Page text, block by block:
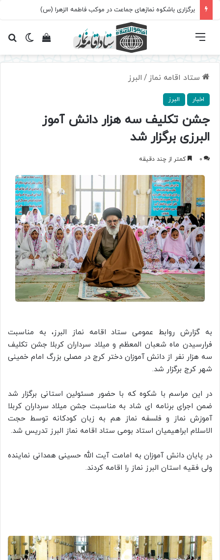
برگزاری باشکوه نمازهای جماعت در موکب فاطمه الزهرا (س)
تغییرمشاهده فهرست
ستاد اقامه نماز / البرز
اخبار البرز
جشن تکلیف سه هزار دانش آموز
البرزی برگزار شد
0 کمتر از چند دقیقه
به گزارش روابط عمومی ستاد اقامه نماز البرز، به مناسبت
فرارسیدن ماه شعبان المعظم و میلاد سرداران کربلا جشن تکلیف
سه هزار نفر از دانش آموزان دختر کرج در مصلی بزرگ امام خمینی
شهر کرج برگزار شد.
در این مراسم با شکوه که با حضور مسئولین استانی برگزار شد
ضمن اجرای برنامه ای شاد به مناسبت جشن میلاد سرداران کربلا
آموزش نماز و فلسفه نماز هم به زبان کودکانه توسط حجت
الاسلام ابراهیمیان استاد بومی ستاد اقامه نماز البرز تدریس شد.
در پایان دانش آموزان به امامت آیت الله حسینی همدانی نماینده
ولی فقیه استان البرز نماز را اقامه کردند.